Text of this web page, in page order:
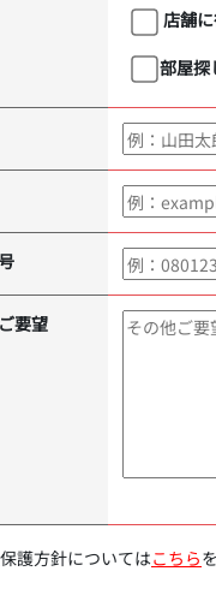
店舗
部屋探
要望
護方針についてはこちら